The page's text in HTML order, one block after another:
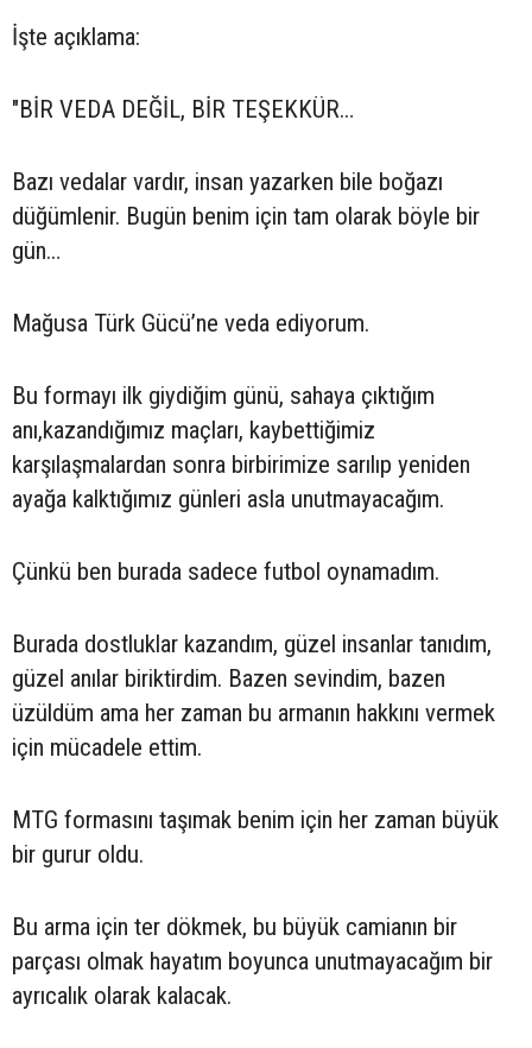
İşte açıklama:
"BİR VEDA DEĞİL, BİR TEŞEKKÜR…
Bazı vedalar vardır, insan yazarken bile boğazı
düğümlenir. Bugün benim için tam olarak böyle bir
gün…
Mağusa Türk Gücü’ne veda ediyorum.
Bu formayı ilk giydiğim günü, sahaya çıktığım
anı,kazandığımız maçları, kaybettiğimiz
karşılaşmalardan sonra birbirimize sarılıp yeniden
ayağa kalktığımız günleri asla unutmayacağım.
Çünkü ben burada sadece futbol oynamadım.
Burada dostluklar kazandım, güzel insanlar tanıdım,
güzel anılar biriktirdim. Bazen sevindim, bazen
üzüldüm ama her zaman bu armanın hakkını vermek
için mücadele ettim.
MTG formasını taşımak benim için her zaman büyük
bir gurur oldu.
Bu arma için ter dökmek, bu büyük camianın bir
parçası olmak hayatım boyunca unutmayacağım bir
ayrıcalık olarak kalacak.